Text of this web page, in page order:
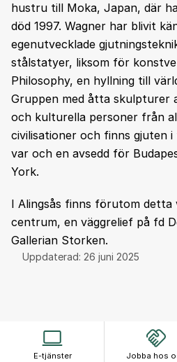
hustru till Moka, Japan, där
död 1997. Wagner har blivit
egenutvecklade
stålstatyer, liksom för
Philosophy, en hyllning till
Gruppen med åtta skulpturer
och kulturella personer från
civilisationer och finns gjuten
var och en avsedd för
York.
I Alingsås finns förutom detta
centrum, en väggrelief på fd
Gallerian Storken.
Uppdaterad: 26 juni 2025
E-tjänster Jobba hos